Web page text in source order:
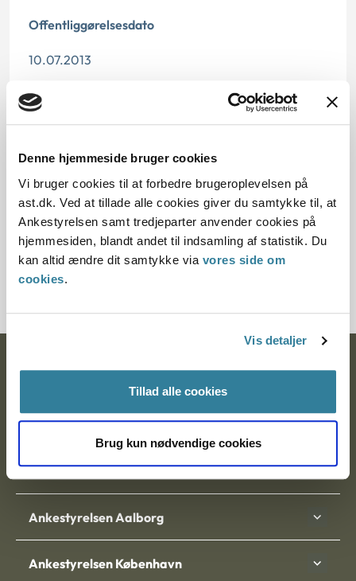
Denne hjemmeside bruger cookies
Vi bruger cookies til at forbedre brugeroplevelsen på
ast.dk. Ved at tillade alle cookies giver du samtykke til, at
Ankestyrelsen samt tredjeparter anvender cookies på
hjemmesiden, blandt andet til indsamling af statistik. Du
kan altid ændre dit samtykke via vores side om
cookies.
Vis detaljer
Tillad alle cookies
Brug kun nødvendige cookies
Offentliggørelsesdato
10.07.2013
Denne principmeddelelse er kasseret den 2. juli
2020, da den er indarbejdet i principmeddelelse16-
Paragraf
§ 46
Journalnummer
2000521-08
Ankestyrelsen
Nytorv 7, 2. sal
Ankestyrelsen Aalborg
Ankestyrelsen København